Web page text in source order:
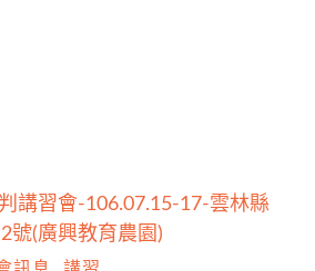
講習會-106.07.15-17-雲林縣
號(廣興教育農園)